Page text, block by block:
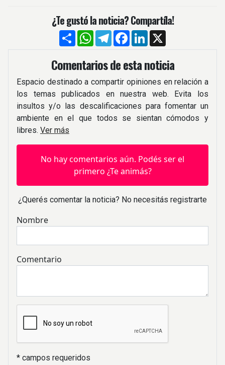
¿Te gustó la noticia? Compartíla!
CompartirWhatsApp
TelegramFacebook
LinkedIn
Comentarios de esta noticia
Espacio destinado a compartir opiniones en relación a
los temas publicados en nuestra web. Evita los
insultos y/o las descalificaciones para fomentar un
ambiente en el que todos se sientan cómodos y
libres. Ver más
No hay comentarios aún. Podés ser el
primero ¿Te animás?
¿Querés comentar la noticia? No necesitás registrarte
Nombre
Comentario
* campos requeridos